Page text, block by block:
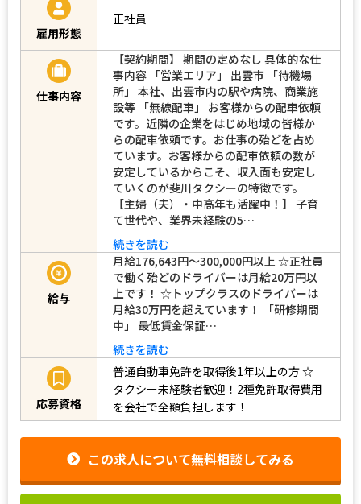
雇用形態
正社員
仕事内容
【契約期間】 期間の定めなし 具体的な仕
事内容 「営業エリア」 出雲市 「待機場
所」 本社、出雲市内の駅や病院、商業施
設等 「無線配車」 お客様からの配車依頼
です。近隣の企業をはじめ地域の皆様か
らの配車依頼です。お仕事の殆どを占め
ています。お客様からの配車依頼の数が
安定しているからこそ、収入面も安定し
ていくのが斐川タクシーの特徴です。
【主婦（夫）・中高年も活躍中！】 子育
て世代や、業界未経験の5…
続きを読む
給与
月給176,643円～300,000円以上 ☆正社員
で働く殆どのドライバーは月給20万円以
上です！ ☆トップクラスのドライバーは
月給30万円を超えています！ 「研修期間
中」 最低賃金保証…
続きを読む
応募資格
普通自動車免許を取得後1年以上の方☆
タクシー未経験者歓迎！2種免許取得費用
を会社で全額負担します！
この求人について無料相談してみる